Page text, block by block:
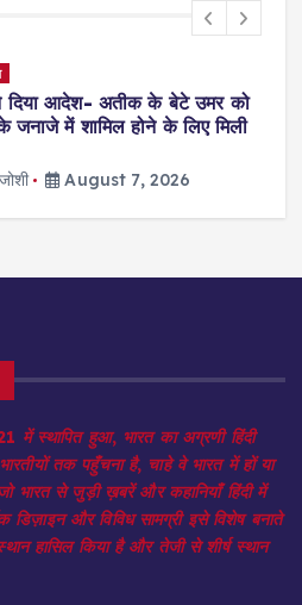
दिया आदेश- अतीक के बेटे उमर को
जनाजे में शामिल होने के लिए मिली
August 7, 2026
हुआ, भारत का अग्रणी हिंदी
तक पहुँचना है, चाहे वे भारत में हों या
भारत से जुड़ी ख़बरें और कहानियाँ हिंदी में
और विविध सामग्री इसे विशेष बनाते
हासिल किया है और तेजी से शीर्ष स्थान